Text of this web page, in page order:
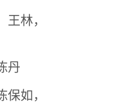
林，
丹
如，